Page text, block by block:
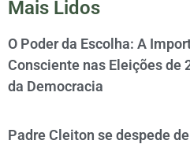
Mais Lidos
O Poder da Escolha: A
Consciente nas Eleições de
da Democracia
Padre Cleiton se despede